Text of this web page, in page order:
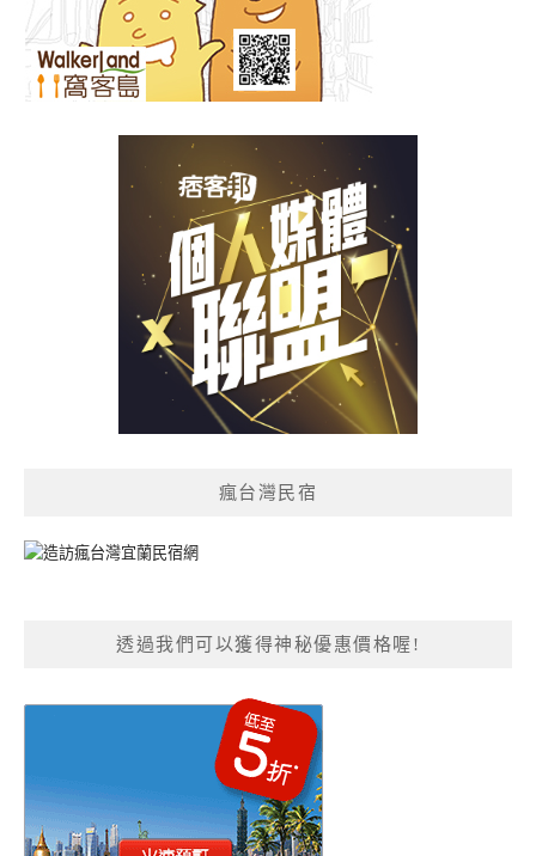
瘋台灣民宿
透過我們可以獲得神秘優惠價格喔!